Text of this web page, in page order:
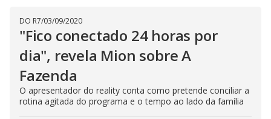
e
o
DO R7/03/09/2020
"Fico conectado 24 horas por
dia", revela Mion sobre A
Fazenda
O apresentador do reality conta como pretende conciliar a
rotina agitada do programa e o tempo ao lado da família